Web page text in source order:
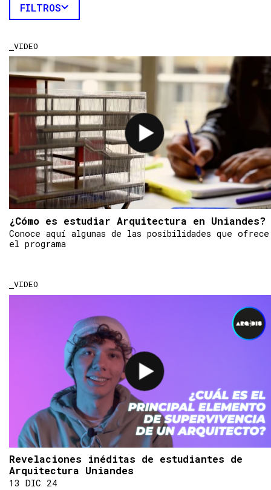
FILTROS
VIDEO
¿Cómo es estudiar Arquitectura en Uniandes?
Conoce aquí algunas de las posibilidades que ofrece
el programa
VIDEO
Revelaciones inéditas de estudiantes de
Arquitectura Uniandes
13 DIC 24